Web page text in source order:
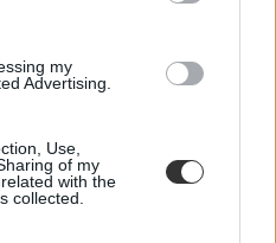
my
Advertising.
Use,
of my
with the
collected.
- ilyen volt a
az Eduline-nak egy idén
választották a vizsgázók, és mi